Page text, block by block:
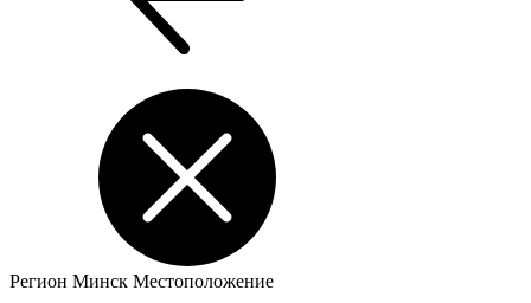
Регион Минск Местоположение